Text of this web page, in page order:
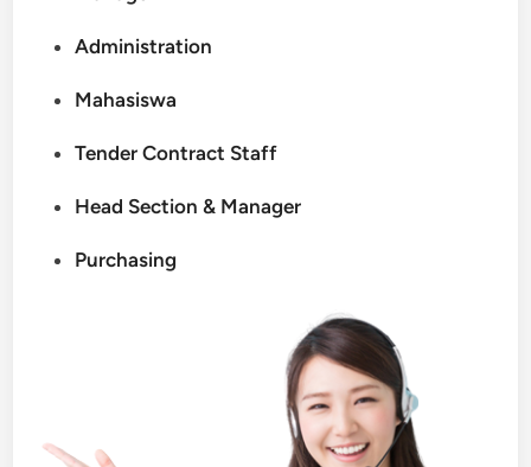
Administration
Mahasiswa
Tender Contract Staff
Head Section & Manager
Purchasing